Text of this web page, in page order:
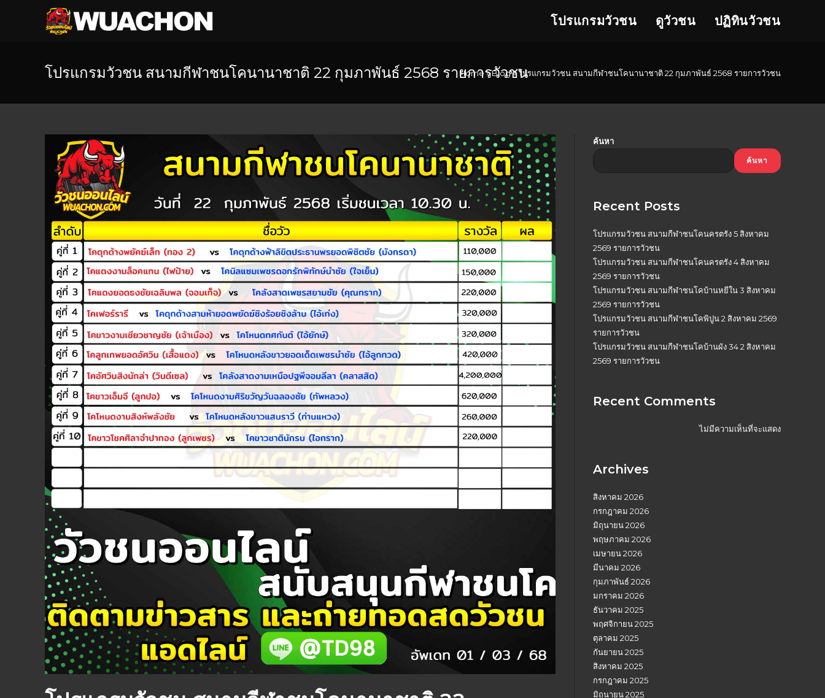
โปรแกรมวัวชน ดูวัวชน ปฏิทินวัวชน
โปรแกรมวัวชน สนามกีฬาชนโคนานาชาติ 22 กุมภาพันธ์ 2568 รายการวัวชน
Home»Blog»โปรแกรมวัวชน สนามกีฬาชนโคนานาชาติ 22 กุมภาพันธ์ 2568 รายการวัวชน
ค้นหา
ค้นหา
Recent Posts
โปรแกรมวัวชน สนามกีฬาชนโคนครตรัง 5 สิงหาคม
2569 รายการวัวชน
โปรแกรมวัวชน สนามกีฬาชนโคนครตรัง 4 สิงหาคม
2569 รายการวัวชน
โปรแกรมวัวชน สนามกีฬาชนโคบ้านหยีใน 3 สิงหาคม
2569 รายการวัวชน
โปรแกรมวัวชน สนามกีฬาชนโคพิปูน 2 สิงหาคม 2569
รายการวัวชน
โปรแกรมวัวชน สนามกีฬาชนโคบ้านผัง 34 2 สิงหาคม
2569 รายการวัวชน
Recent Comments
ไม่มีความเห็นที่จะแสดง
Archives
สิงหาคม 2026
กรกฎาคม 2026
มิถุนายน 2026
พฤษภาคม 2026
เมษายน 2026
มีนาคม 2026
กุมภาพันธ์ 2026
มกราคม 2026
ธันวาคม 2025
พฤศจิกายน 2025
ตุลาคม 2025
กันยายน 2025
สิงหาคม 2025
กรกฎาคม 2025
มิถุนายน 2025